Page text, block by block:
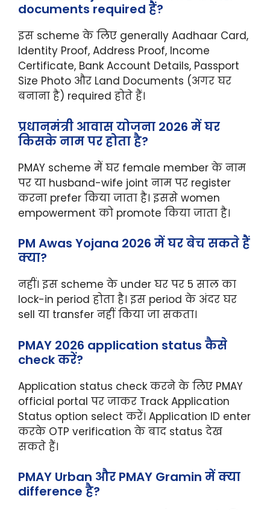
documents required हैं?
इस scheme के लिए generally Aadhaar Card,
Identity Proof, Address Proof, Income
Certificate, Bank Account Details, Passport
Size Photo और Land Documents (अगर घर
बनाना है) required होते हैं।
प्रधानमंत्री आवास योजना 2026 में घर
किसके नाम पर होता है?
PMAY scheme में घर female member के नाम
पर या husband-wife joint नाम पर register
करना prefer किया जाता है। इससे women
empowerment को promote किया जाता है।
PM Awas Yojana 2026 में घर बेच सकते हैं
क्या?
नहीं। इस scheme के under घर पर 5 साल का
lock-in period होता है। इस period के अंदर घर
sell या transfer नहीं किया जा सकता।
PMAY 2026 application status कैसे
check करें?
Application status check करने के लिए PMAY
official portal पर जाकर Track Application
Status option select करें। Application ID enter
करके OTP verification के बाद status देख
सकते हैं।
PMAY Urban और PMAY Gramin में क्या
difference है?